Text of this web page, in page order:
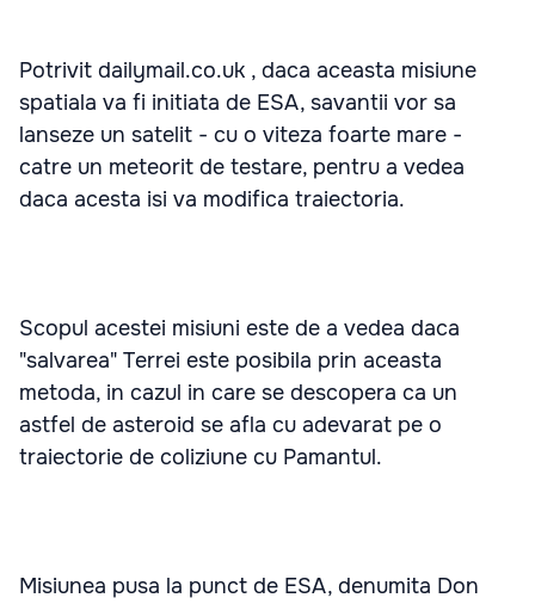
Potrivit dailymail.co.uk , daca aceasta misiune
spatiala va fi initiata de ESA, savantii vor sa
lanseze un satelit - cu o viteza foarte mare -
catre un meteorit de testare, pentru a vedea
daca acesta isi va modifica traiectoria.
Scopul acestei misiuni este de a vedea daca
"salvarea" Terrei este posibila prin aceasta
metoda, in cazul in care se descopera ca un
astfel de asteroid se afla cu adevarat pe o
traiectorie de coliziune cu Pamantul.
Misiunea pusa la punct de ESA, denumita Don